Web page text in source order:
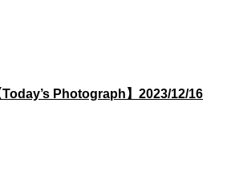
Photograph】2023/12/16